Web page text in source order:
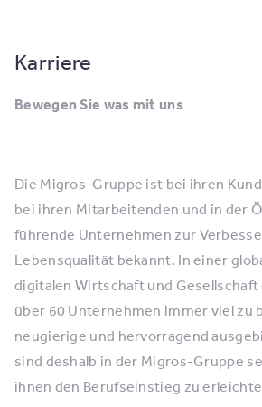
Karriere
Bewegen Sie was mit uns
Die Migros-Gruppe ist bei ihren
bei ihren Mitarbeitenden und in der
führende Unternehmen zur
Lebensqualität bekannt. In einer
digitalen Wirtschaft und
über 60 Unternehmen immer viel zu
neugierige und hervorragend
sind deshalb in der Migros-Gruppe
ihnen den Berufseinstieg zu